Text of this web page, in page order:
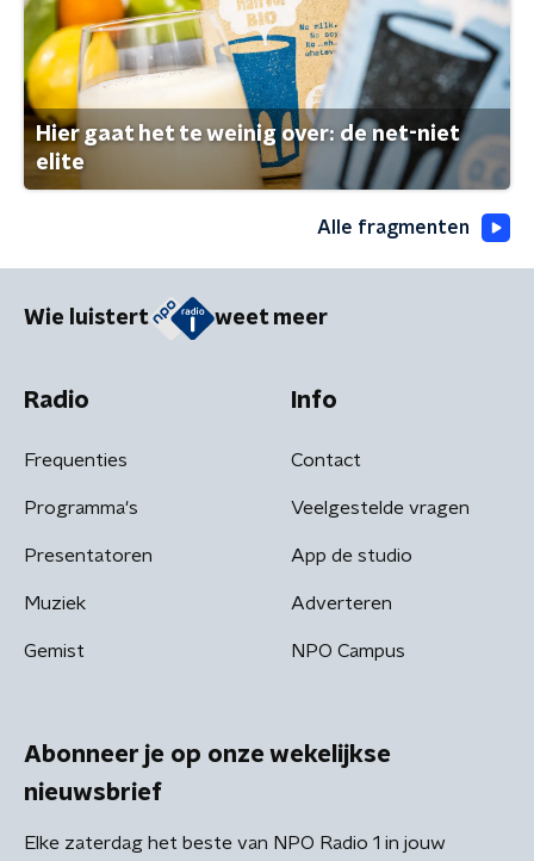
Hier gaat het te weinig over: de net-niet
elite
Alle fragmenten
Wie luistert weet meer
Radio
Frequenties
Programma's
Presentatoren
Muziek
Gemist
Info
Contact
Veelgestelde vragen
App de studio
Adverteren
NPO Campus
Abonneer je op onze wekelijkse
nieuwsbrief
Elke zaterdag het beste van NPO Radio 1 in jouw